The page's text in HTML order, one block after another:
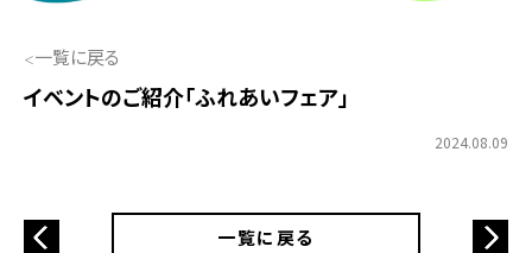
一覧に戻る
イベントのご紹介「ふれあいフェア」
2024.08.09
一覧に戻る